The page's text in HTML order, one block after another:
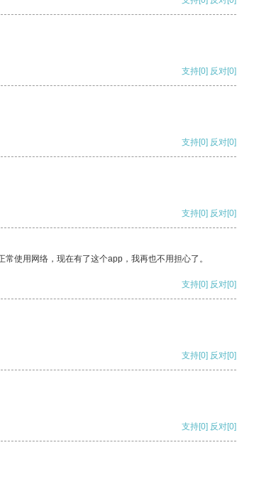
支持[0] 反对[0]
支持[0] 反对[0]
支持[0] 反对[0]
使用网络，现在有了这个app，我再也不用担心了。
支持[0] 反对[0]
支持[0] 反对[0]
支持[0] 反对[0]